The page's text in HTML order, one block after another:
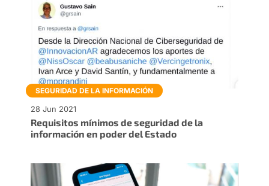
Requisitos mínimos de seguridad de la
información en poder del Estado
28 Jun 2021
SEGURIDAD DE LA INFORMACIÓN